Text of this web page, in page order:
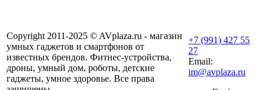
Copyright 2011-2025 © AVplaza.ru - магазин
умных гаджетов и смартфонов от
известных брендов. Фитнес-устройства,
дроны, умный дом, роботы, детские
гаджеты, умное здоровье. Все права
+7 (991) 427 55
27
Email:
im@avplaza.ru